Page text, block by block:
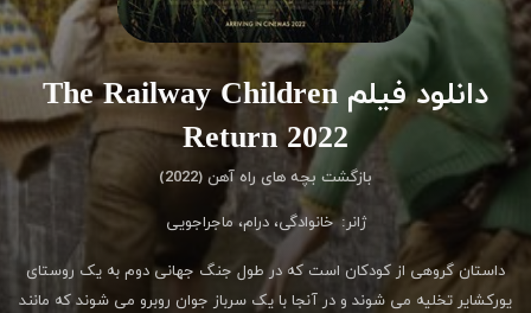
دانلود فیلم The Railway Children
Return 2022
بازگشت بچه های راه آهن (2022)
ژانر: خانوادگی،درام، ماجراجویی
داستان گروهی از کودکان است که در طول جنگ جهانی دوم به یک روستای
یورکشایر تخلیه می شوند و در آنجا با یک سرباز جوان روبرو می شوند که مانند